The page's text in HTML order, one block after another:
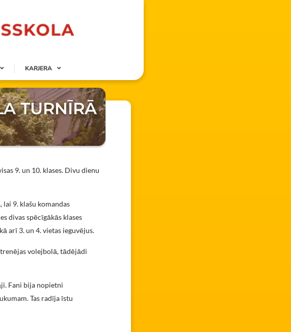
KARJERA
TURNĪRĀ
9. un 10. klases. Divu dienu
9. klašu komandas
divas spēcīgākās klases
arī 3. un 4. vietas ieguvējus.
volejbolā, tādējādi
Fani bija nopietni
Tas radīja īstu